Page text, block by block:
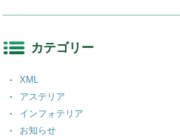
カテゴリー
XML
アステリア
インフォテリア
お知らせ